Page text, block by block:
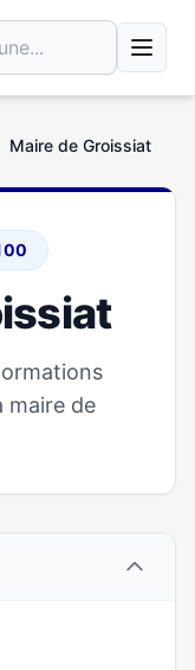
Maire de Groissiat
maire de